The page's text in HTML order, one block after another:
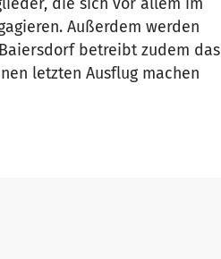
Außerdem werden
betreibt zudem das
letzten Ausflug machen